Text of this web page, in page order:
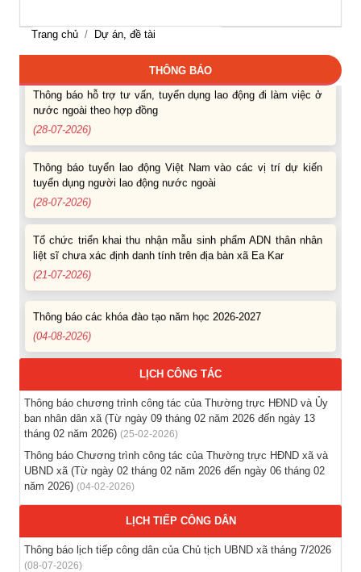
Trang chủ Dự án, đề tài
THÔNG BÁO
trong tỉnh
Thông báo hỗ trợ tư vấn, tuyển dụng lao động đi làm việc ở
nước ngoài theo hợp đồng
Thông báo tuyển lao động Việt Nam vào các vị trí dự kiến
tuyển dụng người lao động nước ngoài
Tổ chức triển khai thu nhận mẫu sinh phẩm ADN thân nhân
liệt sĩ chưa xác định danh tính trên địa bàn xã Ea Kar
Thông báo hỗ trợ tư vấn, tuyển dụng lao động đi làm việc
(03-08-2026)
Thông báo hỗ trợ tư vấn, tuyển dụng lao động đi làm việc ở
nước ngoài theo hợp đồng
(28-07-2026)
Thông báo tuyển lao động Việt Nam vào các vị trí dự kiến
tuyển dụng người lao động nước ngoài
(28-07-2026)
LỊCH CÔNG TÁC
Thông báo chương trình công tác của Thường trực HĐND và Ủy
ban nhân dân xã (Từ ngày 09 tháng 02 năm 2026 đến ngày 13
tháng 02 năm 2026) (25-02-2026)
Thông báo Chương trình công tác của Thường trực HĐND xã và
UBND xã (Từ ngày 02 tháng 02 năm 2026 đến ngày 06 tháng 02
năm 2026) (04-02-2026)
LỊCH TIẾP CÔNG DÂN
Thông báo lịch tiếp công dân của Chủ tịch UBND xã tháng 7/2026
(08-07-2026)